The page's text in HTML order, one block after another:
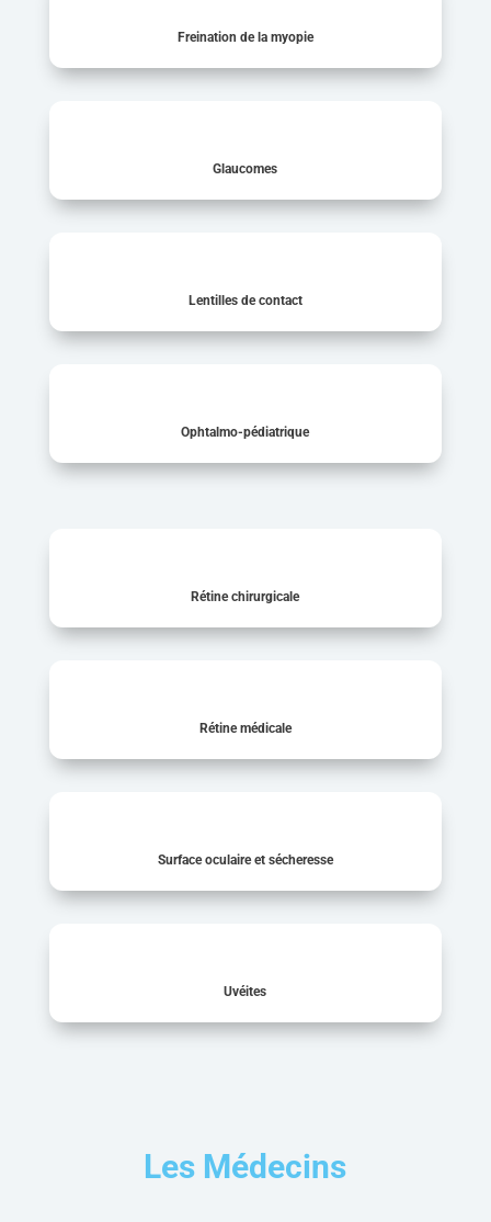
Freination de la myopie
Glaucomes
Lentilles de contact
Ophtalmo-pédiatrique
Rétine chirurgicale
Rétine médicale
Surface oculaire et sécheresse
Uvéites
Les Médecins